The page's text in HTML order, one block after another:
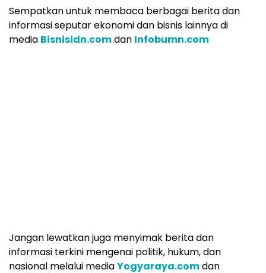
Sempatkan untuk membaca berbagai berita dan
informasi seputar ekonomi dan bisnis lainnya di
media Bisnisidn.comdan Infobumn.com
Jangan lewatkan juga menyimak berita dan
informasi terkini mengenai politik, hukum, dan
nasional melalui mediaYogyaraya.comdan